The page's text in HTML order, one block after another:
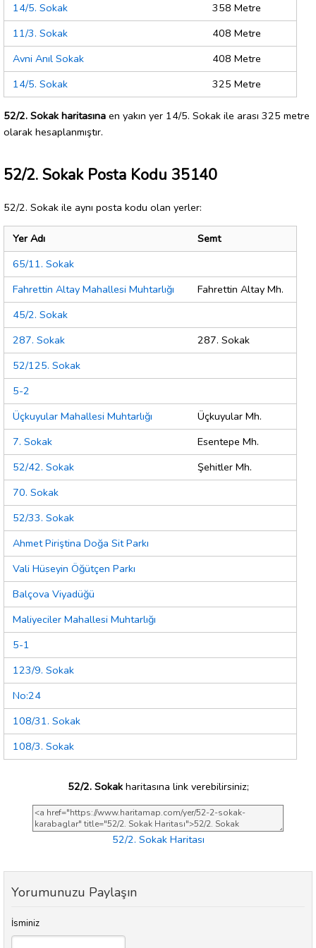
14/5. Sokak
358 Metre
11/3. Sokak
408 Metre
Avni Anıl Sokak
408 Metre
14/5. Sokak
325 Metre
52/2. Sokak haritasına en yakın yer 14/5. Sokak ile arası 325 metre
olarak hesaplanmıştır.
52/2. Sokak Posta Kodu 35140
52/2. Sokak ile aynı posta kodu olan yerler:
Yer Adı
Semt
65/11. Sokak
Fahrettin Altay Mahallesi Muhtarlığı
Fahrettin Altay Mh.
45/2. Sokak
287. Sokak
287. Sokak
52/125. Sokak
5-2
Üçkuyular Mahallesi Muhtarlığı
Üçkuyular Mh.
7. Sokak
Esentepe Mh.
52/42. Sokak
Şehitler Mh.
70. Sokak
52/33. Sokak
Ahmet Piriştina Doğa Sit Parkı
Vali Hüseyin Öğütçen Parkı
Balçova Viyadüğü
Maliyeciler Mahallesi Muhtarlığı
5-1
123/9. Sokak
No:24
108/31. Sokak
108/3. Sokak
52/2. Sokakharitasına link verebilirsiniz;
52/2. Sokak Haritası
Yorumunuzu Paylaşın
İsminiz